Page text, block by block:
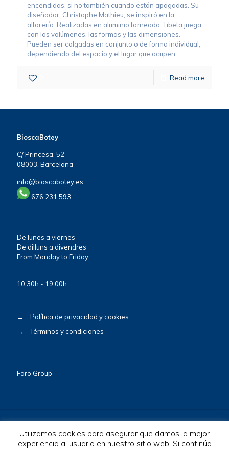
encendidas, si no también cuando están apagadas. Su
diseñador, Christophe Mathieu, se inspiró en la
alfarería. Realizadas en aluminio torneado, Tibeta juega
con los volúmenes, las formas y las dimensiones.
Pueden ser colgadas en conjunto o de forma individual,
dependiendo del espacio y el lugar que ocupen.
Read more
BioscaBotey
C/ Princesa, 52
08003, Barcelona
info@bioscabotey.es
676 231 593
De lunes a viernes
De dilluns a divendres
From Monday to Friday
10.30h - 19.00h
→
Política de privacidad y cookies
→
Términos y condiciones
Faro Group
Utilizamos cookies para asegurar que damos la mejor
experiencia al usuario en nuestro sitio web. Si continúa